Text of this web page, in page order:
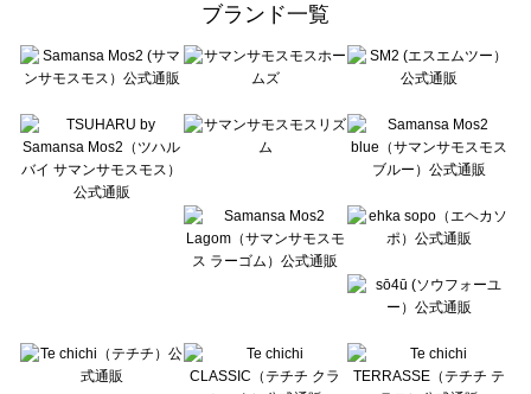
Te chichi（テチチ）の一覧
Te chichi CLASSIC（テチチ クラシック）の一覧
Lugnoncure（ルノンキュール）の一覧
BETTY'S BLUE（べティーズブルー）の一覧
Wpc.（ワールドパーティー）の一覧
ブランド一覧